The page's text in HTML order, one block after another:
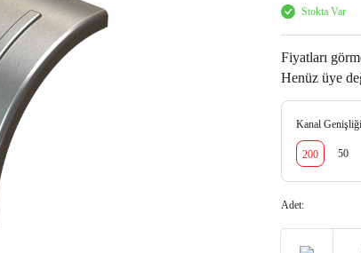
Stokta Var
Fiyatları
Henüz üye
Kanal
200 50
Adet: